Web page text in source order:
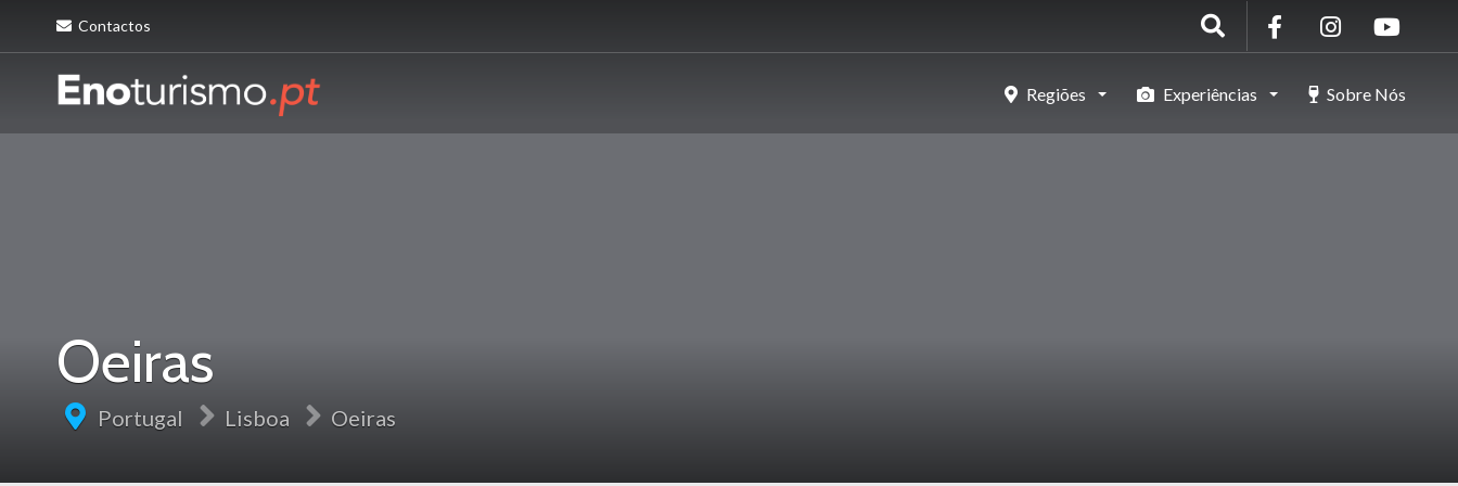
Contactos
Regiões Experiências Sobre Nós
Oeiras
Portugal Lisboa Oeiras